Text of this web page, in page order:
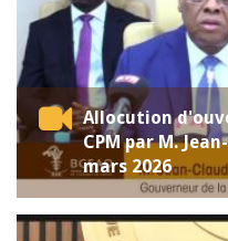
Allocution
CPM par M.
mars 2026